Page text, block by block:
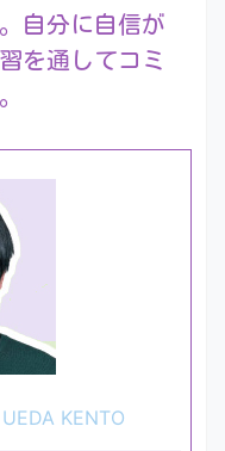
自分に自信が
を通してコミ
UEDA KENTO